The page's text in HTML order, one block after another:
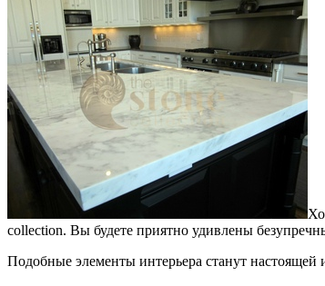
collection. Вы будете приятно удивлены
Подобные элементы интерьера станут